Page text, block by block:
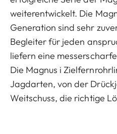
weiterentwickelt. Die
Generation sind sehr
Begleiter für jeden
liefern eine
Die Magnus i
Jagdarten, von der
Weitschuss, die richtige